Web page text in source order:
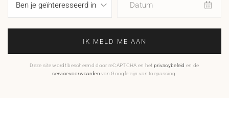
Datum
IK MELD ME AAN
Deze site wordt beschermd door reCAPTCHA en het privacybeleid en de
servicevoorwaarden van Google zijn van toepassing.